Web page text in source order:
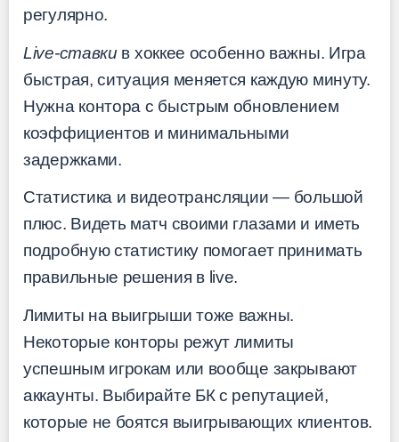
регулярно.
Live-ставки в хоккее особенно важны. Игра
быстрая, ситуация меняется каждую минуту.
Нужна контора с быстрым обновлением
коэффициентов и минимальными
задержками.
Статистика и видеотрансляции — большой
плюс. Видеть матч своими глазами и иметь
подробную статистику помогает принимать
правильные решения в live.
Лимиты на выигрыши тоже важны.
Некоторые конторы режут лимиты
успешным игрокам или вообще закрывают
аккаунты. Выбирайте БК с репутацией,
которые не боятся выигрывающих клиентов.